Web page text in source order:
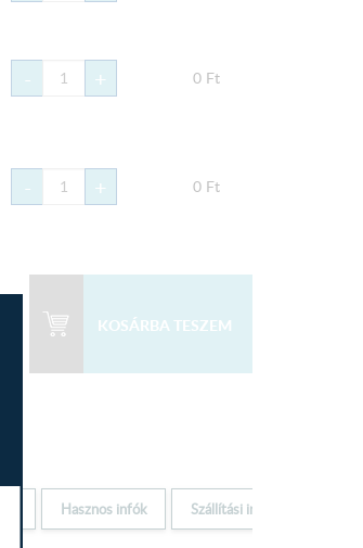
- + 0 Ft
- + 0 Ft
Hasznos infók Szállítási infók